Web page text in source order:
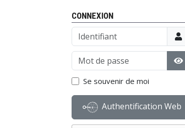
CONNEXION
Identifiant
Mot de passe
Se souvenir de moi
Authentification Web